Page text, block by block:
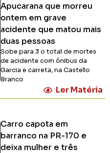
Apucarana que morreu
ontem em grave
acidente que matou mais
duas pessoas
Sobe para 3 o total de mortes
de acidente com ônibus da
Garcia e carreta, na Castello
Branco
Ler Matéria
Carro capota em
barranco na PR-170 e
deixa mulher e três